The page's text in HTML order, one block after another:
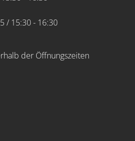
/ 15:30 - 16:30
der Öffnungszeiten